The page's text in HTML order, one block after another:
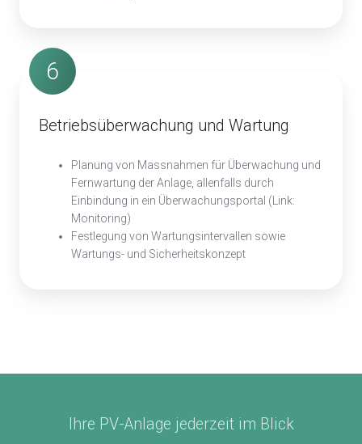
6
Betriebsüberwachung und Wartung
Planung von Massnahmen für Überwachung und
Fernwartung der Anlage, allenfalls durch
Einbindung in ein Überwachungsportal (Link:
Monitoring)
Festlegung von Wartungsintervallen sowie
Wartungs- und Sicherheitskonzept
Ihre PV-Anlage jederzeit im Blick